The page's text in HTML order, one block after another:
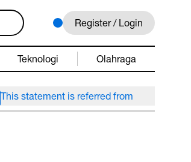
Register / Login
Teknologi Olahraga
This statement is referred from